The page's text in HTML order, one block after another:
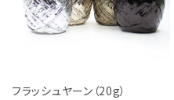
フラッシュヤーン（20g）